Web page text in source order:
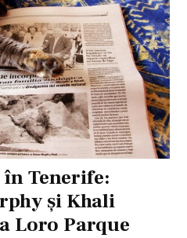
Tenerife:
şi Khali
Loro Parque